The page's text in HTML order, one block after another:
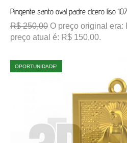
Pingente santo oval padre cícero liso
R$250,00 O preço original era:
preço atual é: R$ 150,00.
OPORTUNIDADE!